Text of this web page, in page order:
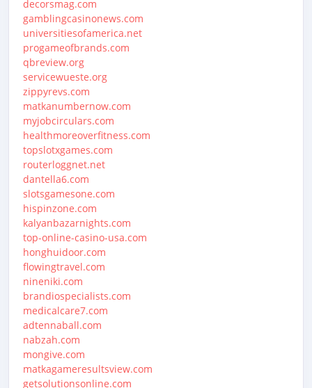
decorsmag.com
gamblingcasinonews.com
universitiesofamerica.net
progameofbrands.com
qbreview.org
servicewueste.org
zippyrevs.com
matkanumbernow.com
myjobcirculars.com
healthmoreoverfitness.com
topslotxgames.com
routerloggnet.net
dantella6.com
slotsgamesone.com
hispinzone.com
kalyanbazarnights.com
top-online-casino-usa.com
honghuidoor.com
flowingtravel.com
nineniki.com
brandiospecialists.com
medicalcare7.com
adtennaball.com
nabzah.com
mongive.com
matkagameresultsview.com
getsolutionsonline.com